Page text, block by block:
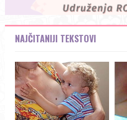
NAJČITANIJI TEKSTOVI